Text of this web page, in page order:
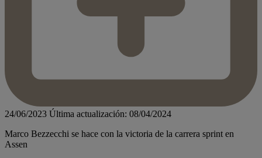
24/06/2023 Última actualización: 08/04/2024
Marco Bezzecchi se hace con la victoria de la carrera sprint en
Assen